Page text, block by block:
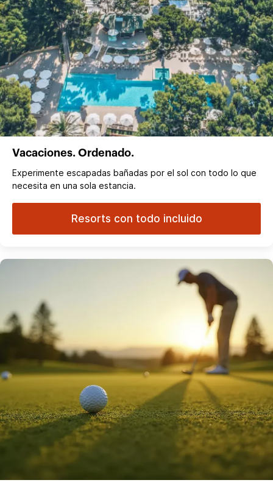
Vacaciones. Ordenado.
Experimente escapadas bañadas por el sol con todo lo que
necesita en una sola estancia.
Resorts con todo incluido